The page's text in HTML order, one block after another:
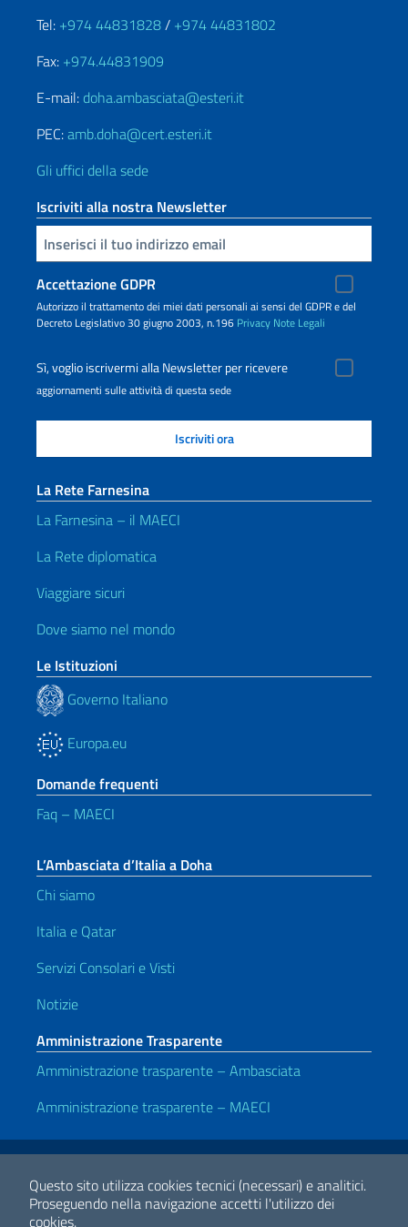
Questo sito utilizza cookies tecnici (necessari) e analitici.
Proseguendo nella navigazione accetti l'utilizzo dei
cookies.
Tel: +974 44831828/ +974 44831802
Fax: +974.44831909
E-mail: doha.ambasciata@esteri.it
PEC:amb.doha@cert.esteri.it
Gli uffici della sede
Iscriviti alla nostra Newsletter
Inserisci la tua email
Accettazione GDPR
Autorizzo il trattamento dei miei dati personali ai sensi del GDPR e del
Decreto Legislativo 30 giugno 2003, n.196 Privacy Note Legali
Sì, voglio iscrivermi alla Newsletter per ricevere
aggiornamenti sulle attività di questa sede
La Rete Farnesina
La Farnesina – il MAECI
La Rete diplomatica
Viaggiare sicuri
Dove siamo nel mondo
Le Istituzioni
Governo Italiano
Europa.eu
Domande frequenti
Faq – MAECI
L’Ambasciata d’Italia a Doha
Chi siamo
Italia e Qatar
Servizi Consolari e Visti
Notizie
Amministrazione Trasparente
Amministrazione trasparente – Ambasciata
Amministrazione trasparente – MAECI
Link Utili